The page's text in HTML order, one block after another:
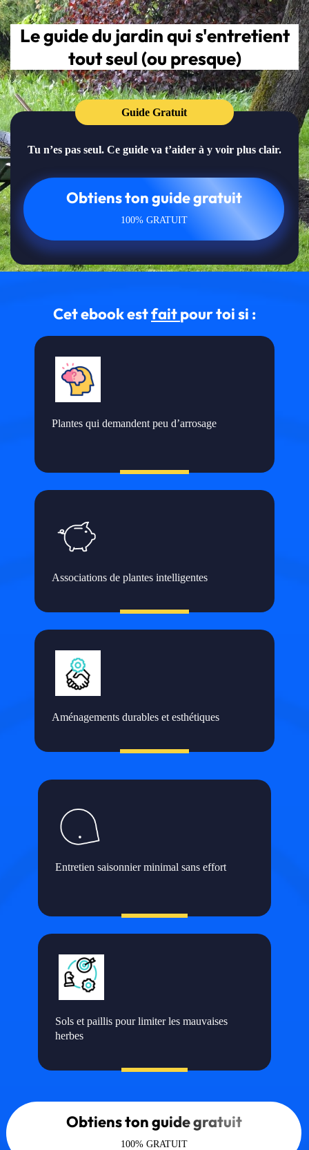
Le guide du jardin qui s'entretient
tout seul (ou presque)
Guide Gratuit
Tu n’es pas seul. Ce guide va t’aider à y voir plus clair.
Obtiens ton guide gratuit
100% GRATUIT
Cet ebook estfaitpour toi si :
Plantes qui demandent peu d’arrosage
Associations de plantes intelligentes
Aménagements durables et esthétiques
Entretien saisonnier minimal sans effort
Sols et paillis pour limiter les mauvaises
herbes
Obtiens ton guide gratuit
100% GRATUIT